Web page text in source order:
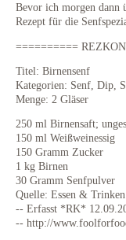
Bevor ich morgen dann
Rezept für die
==========
Titel: Birnensenf
Kategorien: Senf, Dip,
Menge: 2 Gläser
250 ml Birnensaft;
150 ml Weißweinessig
150 Gramm Zucker
1 kg Birnen
30 Gramm Senfpulver
Quelle: Essen &
-- Erfasst *RK*
-- http://